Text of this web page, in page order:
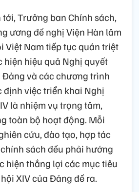
Trưởng ban Chính sách,
ương đề nghị Viện Hàn lâm
Việt Nam tiếp tục quán triệt
hiện hiệu quả Nghị quyết
Đảng và các chương trình
định việc triển khai Nghị
là nhiệm vụ trọng tâm,
toàn bộ hoạt động. Mỗi
cứu, đào tạo, hợp tác
sách đều phải hướng
hiện thắng lợi các mục tiêu
XIV của Đảng đề ra.